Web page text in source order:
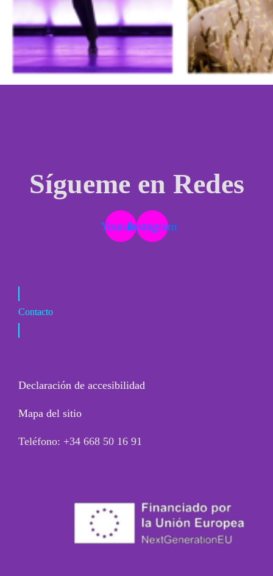
Sígueme en Redes
YoutubeInstagram
Contacto
Declaración de accesibilidad
Mapa del sitio
Teléfono: +34 668 50 16 91